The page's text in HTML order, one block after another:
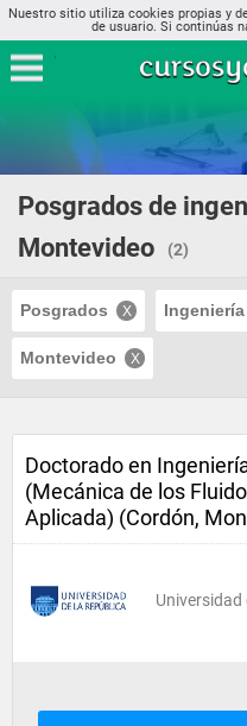
Nuestro sitio utiliza cookies propias y
de usuario. Si continúas
Posgrados de
Montevideo
(2)
Posgrados
Montevideo
Doctorado en
(Mecánica de los
Aplicada) (Cordón,
Universidad